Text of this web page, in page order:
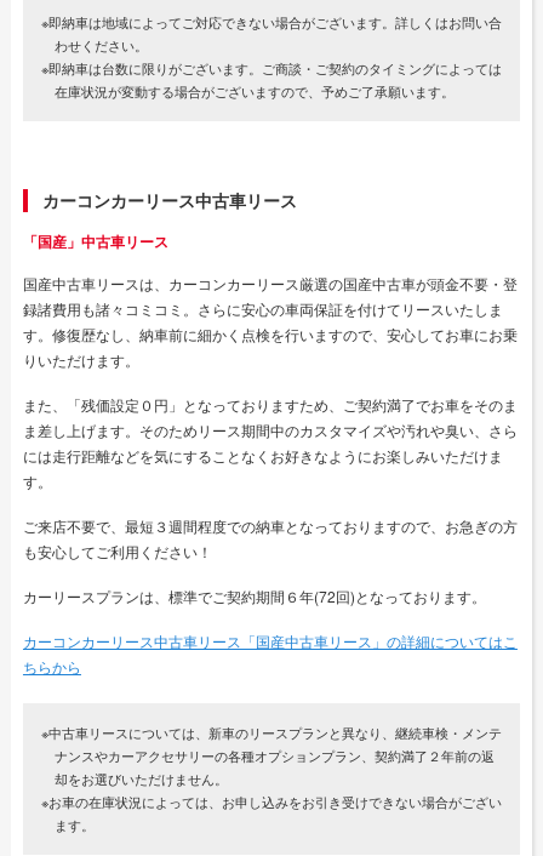
※即納車は地域によってご対応できない場合がございます。詳しくはお問い合
わせください。
※即納車は台数に限りがございます。ご商談・ご契約のタイミングによっては
在庫状況が変動する場合がございますので、予めご了承願います。
カーコンカーリース中古車リース
「国産」中古車リース
国産中古車リースは、カーコンカーリース厳選の国産中古車が頭金不要・登
録諸費用も諸々コミコミ。さらに安心の車両保証を付けてリースいたしま
す。修復歴なし、納車前に細かく点検を行いますので、安心してお車にお乗
りいただけます。
また、「残価設定０円」となっておりますため、ご契約満了でお車をそのま
ま差し上げます。そのためリース期間中のカスタマイズや汚れや臭い、さら
には走行距離などを気にすることなくお好きなようにお楽しみいただけま
す。
ご来店不要で、最短３週間程度での納車となっておりますので、お急ぎの方
も安心してご利用ください！
カーリースプランは、標準でご契約期間６年(72回)となっております。
カーコンカーリース中古車リース「国産中古車リース」の詳細についてはこ
ちらから
※中古車リースについては、新車のリースプランと異なり、継続車検・メンテ
ナンスやカーアクセサリーの各種オプションプラン、契約満了２年前の返
却をお選びいただけません。
※お車の在庫状況によっては、お申し込みをお引き受けできない場合がござい
ます。